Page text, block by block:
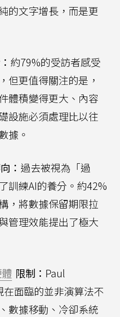
的文字增長，而是更
約79%的受訪者感受
但更值得關注的是，
體積變得更大、內容
設施必須處理比以往
據。
： 過去被視為「過
訓練AI的養分。約42%
，將數據保留期限拉
管理效能提出了極大
限制： Paul
在面臨的並非演算法不
數據移動、冷卻系統